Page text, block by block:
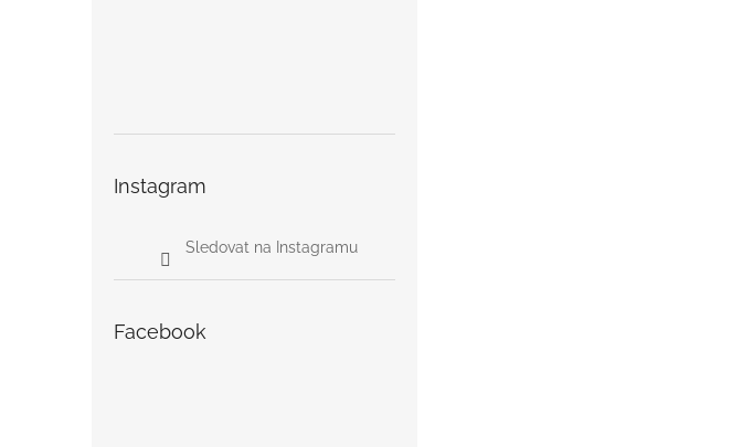
Instagram
Sledovat na Instagramu
Facebook